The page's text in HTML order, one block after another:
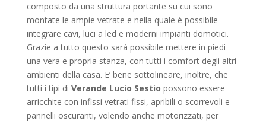
composto da una struttura portante su cui sono
montate le ampie vetrate e nella quale è possibile
integrare cavi, luci a led e moderni impianti domotici.
Grazie a tutto questo sarà possibile mettere in piedi
una vera e propria stanza, con tutti i comfort degli altri
ambienti della casa. E’ bene sottolineare, inoltre, che
tutti i tipi di Verande Lucio Sestio possono essere
arricchite con infissi vetrati fissi, apribili o scorrevoli e
pannelli oscuranti, volendo anche motorizzati, per